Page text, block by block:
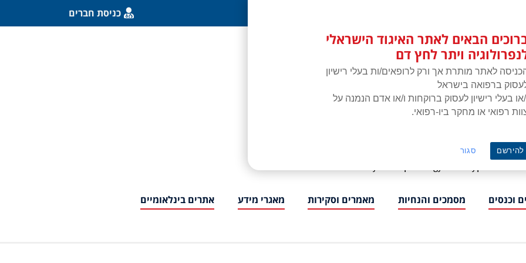
כניסת חברים
הישראלי לנפרולוגיה ויתר לחץ דם
ISNH – The Israeli Society of Nephrology and Hypertension
וכנסים מסמכים והנחיות מאמרים וסקירות מאגרי מידע אתרים בינלאומיים
הבאים לאתר האיגוד הישראלי
ויתר לחץ דם
לאתר מותרת אך ורק לרופאים/ות בעלי רישיון
ברפואה בישראל
או בעלי רישיון לעסוק ברוקחות ו/או אדם הנמנה על
רפואי או מחקר ביו-רפואי.
להירשם סגור